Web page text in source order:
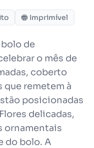
Imprimível
de
o mês de
coberto
remetem à
posicionadas
delicadas,
ornamentais
do bolo. A